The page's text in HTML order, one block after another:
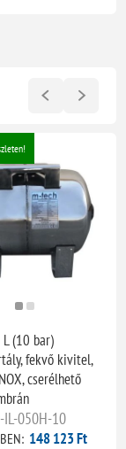
(10 bar)
fekvő kivitel,
cserélhető
IL-050H-10
148 123 Ft